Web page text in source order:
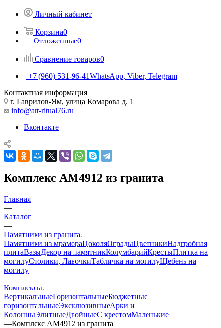
Личный кабинет
Корзина0
Отложенные0
Сравнение товаров0
+7 (960) 531-96-41WhatsApp, Viber, Telegram
Контактная информация
г. Гаврилов-Ям, улица Комарова д. 1
info@art-ritual76.ru
Вконтакте
Комплекс AM4912 из гранита
Главная
—
Каталог
—
Памятники из гранита
Памятники из мрамораЦоколяОградыЦветникиНадгробная
плитаВазыДекор на памятникКолумбарийКрестыПлитка на
могилуСтолики, ЛавочкиТабличка на могилуЩебень на
могилу
—
Комплексы
ВертикальныеГоризонтальныеБюджетные
горизонтальныеЭксклюзивныеАрки и
КолонныЭлитныеДвойныеС крестомМаленькие
—Комплекс AM4912 из гранита